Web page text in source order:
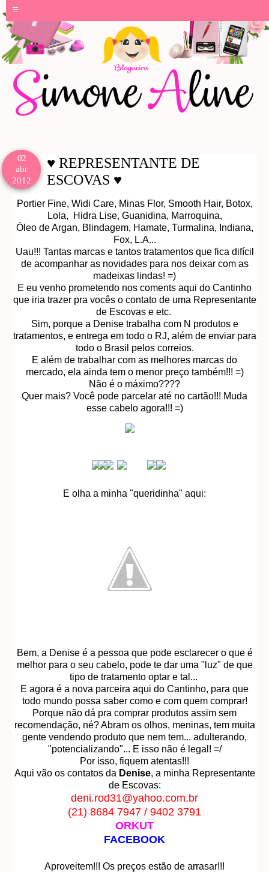
≡
02
abr
2012
♥ REPRESENTANTE DE
ESCOVAS ♥
Portier Fine, Widi Care, Minas Flor, Smooth Hair, Botox,
Lola, Hidra Lise, Guanidina, Marroquina,
Óleo de Argan, Blindagem, Hamate, Turmalina, Indiana,
Fox, L.A...
Uau!!! Tantas marcas e tantos tratamentos que fica difícil
de acompanhar as novidades para nos deixar com as
madeixas lindas! =)
E eu venho prometendo nos coments aqui do Cantinho
que iria trazer pra vocês o contato de uma Representante
de Escovas e etc.
Sim, porque a Denise trabalha com N produtos e
tratamentos, e entrega em todo o RJ, além de enviar para
todo o Brasil pelos correios.
E além de trabalhar com as melhores marcas do
mercado, ela ainda tem o menor preço também!!! =)
Não é o máximo????
Quer mais? Você pode parcelar até no cartão!!! Muda
esse cabelo agora!!! =)
E olha a minha "queridinha" aqui:
Bem, a Denise é a pessoa que pode esclarecer o que é
melhor para o seu cabelo, pode te dar uma "luz" de que
tipo de tratamento optar e tal...
E agora é a nova parceira aqui do Cantinho, para que
todo mundo possa saber como e com quem comprar!
Porque não dá pra comprar produtos assim sem
recomendação, né? Abram os olhos, meninas, tem muita
gente vendendo produto que nem tem... adulterando,
"potencializando"... E isso não é legal! =/
Por isso, fiquem atentas!!!
Aqui vão os contatos da Denise, a minha Representante
de Escovas:
deni.rod31@yahoo.com.br
(21) 8684 7947 / 9402 3791
ORKUT
FACEBOOK
Aproveitem!!! Os preços estão de arrasar!!!